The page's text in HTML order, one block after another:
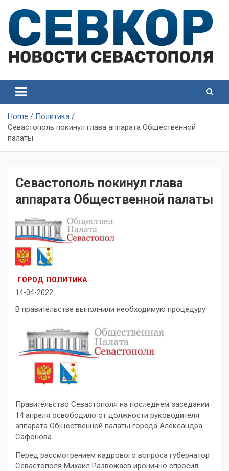
content
Севастополя
Севастополя
Home
Политика
Севастополь покинул глава аппарата Общественной
палаты
Севастополь покинул глава
аппарата Общественной палаты
ГОРОД
ПОЛИТИКА
14-04-2022
В правительстве выполнили необходимую процедуру
Правительство Севастополя на последнем заседании
14 апреля освободило от должности руководителя
аппарата Общественной палаты города Александра
Сафонова.
Перед рассмотрением кадрового вопроса губернатор
Севастополя Михаил Развожаев иронично спросил: